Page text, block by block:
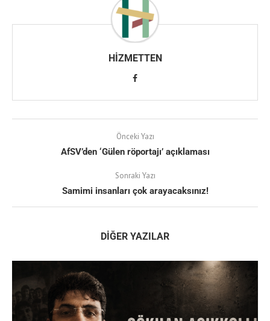
HIZMETTEN
Önceki Yazı
AfSV’den ‘Gülen röportajı’ açıklaması
Sonraki Yazı
Samimi insanları çok arayacaksınız!
DIĞER YAZILAR